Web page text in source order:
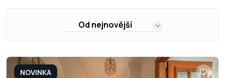
Od nejnovější
NOVINKA